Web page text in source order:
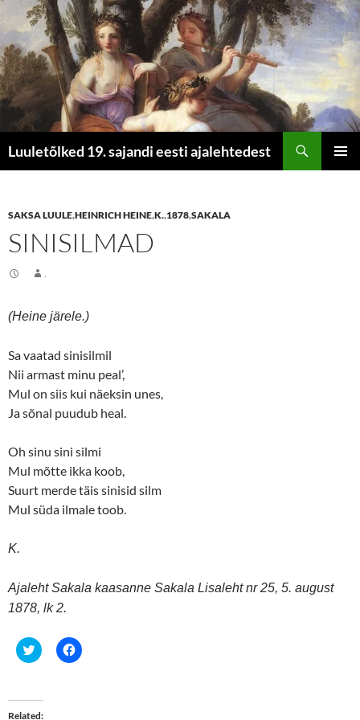
Luuletõlked 19. sajandi eesti ajalehtedest
SAKSA LUULE,HEINRICH HEINE,K.,1878,SAKALA
SINISILMAD
(Heine järele.)
Sa vaatad sinisilmil
Nii armast minu peal’,
Mul on siis kui näeksin unes,
Ja sõnal puudub heal.
Oh sinu sini silmi
Mul mõtte ikka koob,
Suurt merde täis sinisid silm
Mul süda ilmale toob.
K.
Ajaleht Sakala kaasanne Sakala Lisaleht nr 25, 5. august
1878, lk 2.
C
l
t
o
C
l
Related